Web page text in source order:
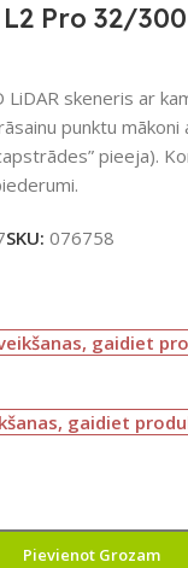
Pro 32/
skeneris ar
punktu mākoni
pieeja).
SKU: 076758
gaidiet
gaidiet
Pievienot Grozam